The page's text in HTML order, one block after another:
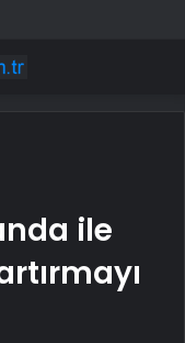
hastanelik oldu
ile